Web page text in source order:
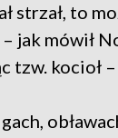
strzał, to
jak mówił
tzw. kocioł